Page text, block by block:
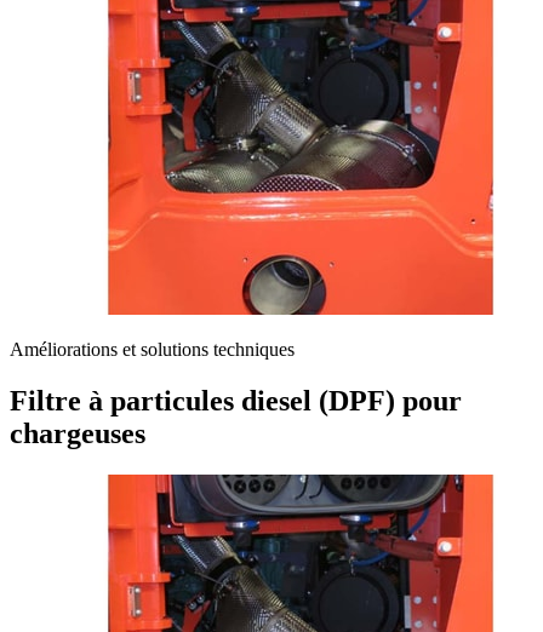
Améliorations et solutions techniques
Filtre à particules diesel (DPF) pour
chargeuses